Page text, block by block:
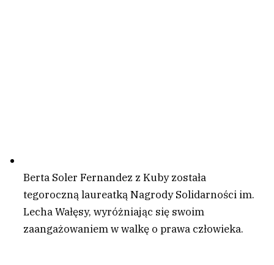
Berta Soler Fernandez z Kuby została
tegoroczną laureatką Nagrody Solidarności im.
Lecha Wałęsy, wyróżniając się swoim
zaangażowaniem w walkę o prawa człowieka.